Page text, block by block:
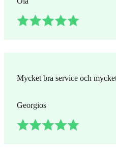
Mycket bra service och
Georgios